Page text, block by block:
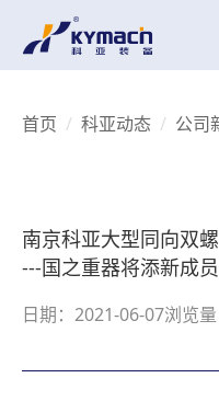
产品中心
公司介绍
辉煌历程
荣誉资质
产品创新
行业应用
实验中心
智能配混解决方案
科亚动态
视频展示
联系我们
CN
EN
首页 科亚动态 公司
南京科亚大型同向双
---国之重器将添新成员
日期：2021-06-07浏览